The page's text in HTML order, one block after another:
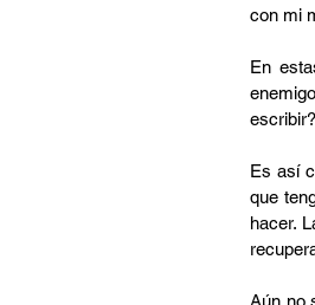
con mi
En
Es así
que
hacer.
Aún no